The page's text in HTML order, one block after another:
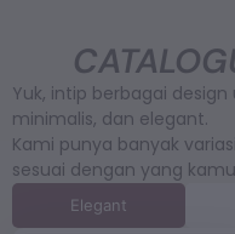
Yuk, intip berbagai
minimalis, dan elegant.
Kami punya banyak
sesuai dengan yang
Elegant